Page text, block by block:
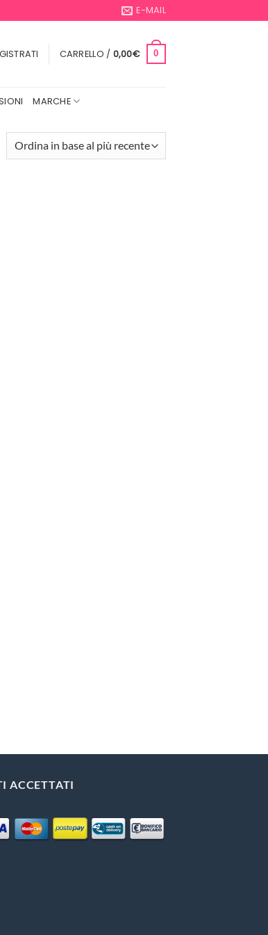
E-MAIL
CARRELLO / 0,00€ 0
MARCHE
ACCETTATI